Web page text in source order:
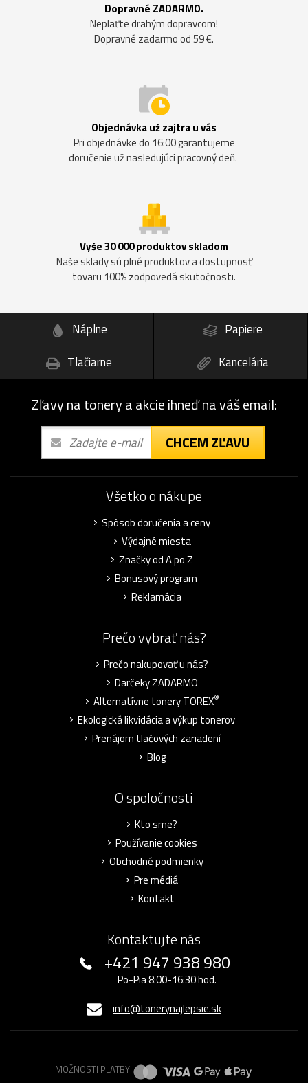
Dopravné ZADARMO.
Neplaťte drahým dopravcom!
Dopravné zadarmo od 59 €.
Objednávka už zajtra u vás
Pri objednávke do 16:00 garantujeme
doručenie už nasledujúci pracovný deň.
Vyše 30 000 produktov skladom
Naše sklady sú plné produktov a dostupnosť
tovaru 100% zodpovedá skutočnosti.
Náplne
Papiere
Tlačiarne
Kancelária
Zľavy na tonery a akcie ihneď na váš email:
CHCEM ZĽAVU
Všetko o nákupe
Spôsob doručenia a ceny
Výdajné miesta
Značky od A po Z
Bonusový program
Reklamácia
Prečo vybrať nás?
Prečo nakupovať u nás?
Darčeky ZADARMO
Alternatívne tonery TOREX®
Ekologická likvidácia a výkup tonerov
Prenájom tlačových zariadení
Blog
O spoločnosti
Kto sme?
Používanie cookies
Obchodné podmienky
Pre médiá
Kontakt
Kontaktujte nás
+421 947 938 980
Po-Pia 8:00-16:30 hod.
info@tonerynajlepsie.sk
MOŽNOSTI PLATBY